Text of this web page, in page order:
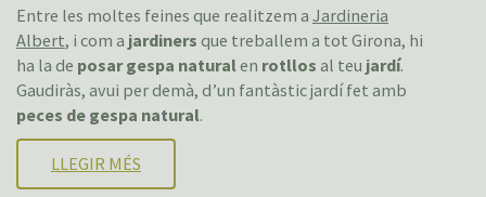
Entre les moltes feines que realitzem a Jardineria
Albert, i com a jardiners que treballem a tot Girona, hi
ha la de posar gespa natural en rotllos al teu jardí.
Gaudiràs, avui per demà, d’un fantàstic jardí fet amb
peces de gespa natural.
LLEGIR MÉS